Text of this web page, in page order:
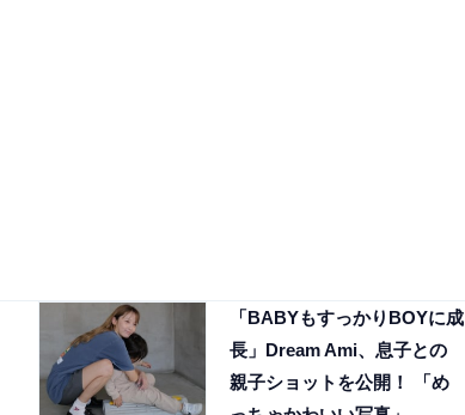
「BABYもすっかりBOYに成
長」Dream Ami、息子との
親子ショットを公開！ 「め